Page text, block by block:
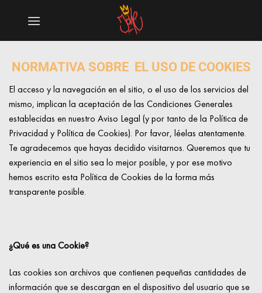
NORMATIVA SOBRE EL USO DE COOKIES
El acceso y la navegación en el sitio, o el uso de los servicios del
mismo, implican la aceptación de las Condiciones Generales
establecidas en nuestro Aviso Legal (y por tanto de la Política de
Privacidad y Política de Cookies). Por favor, léelas atentamente.
Te agradecemos que hayas decidido visitarnos. Queremos que tu
experiencia en el sitio sea lo mejor posible, y por ese motivo
hemos escrito esta Política de Cookies de la forma más
transparente posible.
¿Qué es una Cookie?
Las cookies son archivos que contienen pequeñas cantidades de
información que se descargan en el dispositivo del usuario que se